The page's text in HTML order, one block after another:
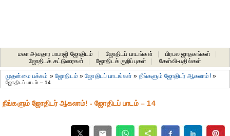
மகா அவதார பாபாஜி ஜோதிடம் ஜோதிடப் பாடங்கள் பிரபல ஜாதகங்கள்
ஜோதிடக் கட்டுரைகள்
ஜோதிடக் குறிப்புகள் கேள்வி-பதில்கள்
முதன்மை பக்கம் »ஜோதிடம் »ஜோதிடப் பாடங்கள் » நீங்களும் ஜோதிடர் ஆகலாம்!»
ஜோதிடப் பாடம் – 14
நீங்களும் ஜோதிடர் ஆகலாம்! - ஜோதிடப் பாடம் – 14